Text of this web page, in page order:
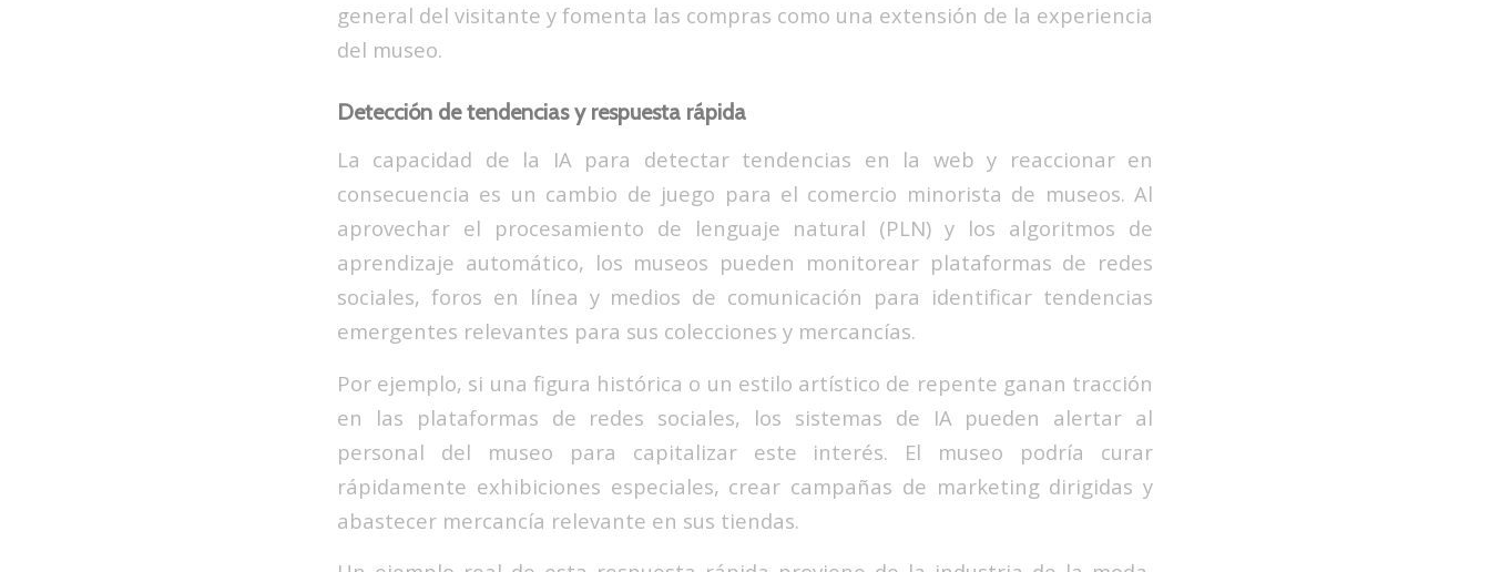
general del visitante y fomenta las compras como una extensión de la experiencia
del museo.
Detección de tendencias y respuesta rápida
La capacidad de la IA para detectar tendencias en la web y reaccionar en
consecuencia es un cambio de juego para el comercio minorista de museos. Al
aprovechar el procesamiento de lenguaje natural (PLN) y los algoritmos de
aprendizaje automático, los museos pueden monitorear plataformas de redes
sociales, foros en línea y medios de comunicación para identificar tendencias
emergentes relevantes para sus colecciones y mercancías.
Por ejemplo, si una figura histórica o un estilo artístico de repente ganan tracción
en las plataformas de redes sociales, los sistemas de IA pueden alertar al
personal del museo para capitalizar este interés. El museo podría curar
rápidamente exhibiciones especiales, crear campañas de marketing dirigidas y
abastecer mercancía relevante en sus tiendas.